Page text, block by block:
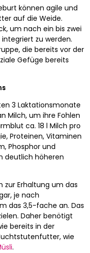
können agile und
auf die Weide.
um nach ein bis zwei
zu werden.
die bereits vor der
Gefüge bereits
3 Laktationsmonate
Milch, um ihre Fohlen
ca. 18 l Milch pro
Proteinen, Vitaminen
Phosphor und
deutlich höheren
zur Erhaltung um das
je nach
das 3,5-fache an. Das
Daher benötigt
bereits in der
wie
.